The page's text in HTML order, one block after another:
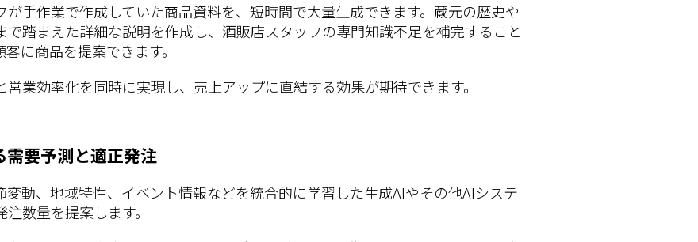
手作業で作成していた商品資料を、短時間で大量生成できます。蔵元の歴史や
踏まえた詳細な説明を作成し、酒販店スタッフの専門知識不足を補完すること
に商品を提案できます。
業効率化を同時に実現し、売上アップに直結する効果が期待できます。
需要予測と適正発注
動、地域特性、イベント情報などを統合的に学習した生成AIやその他AIシステ
数量を提案します。